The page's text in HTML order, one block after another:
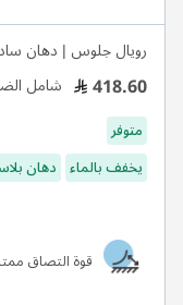
رويال جلوس | دهان
418.60 شامل
متوفر
يخفف بالماء دهان
قوة التصاق